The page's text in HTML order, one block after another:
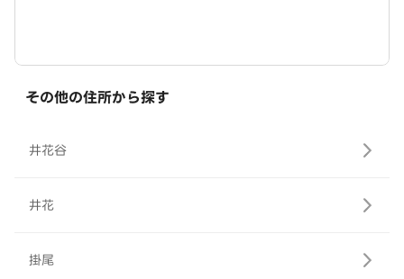
その他の住所から探す
井花谷
井花
掛尾